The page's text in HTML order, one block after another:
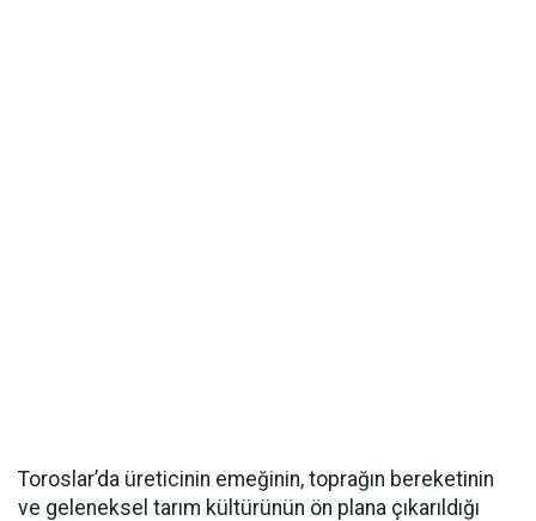
Toroslar’da üreticinin emeğinin, toprağın bereketinin
ve geleneksel tarım kültürünün ön plana çıkarıldığı